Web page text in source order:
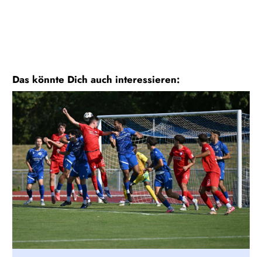
Das könnte Dich auch interessieren: